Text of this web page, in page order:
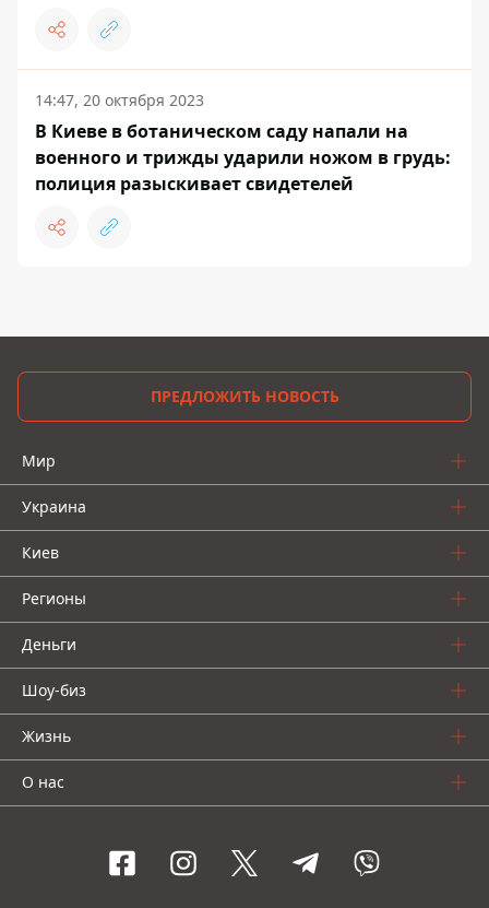
14:47, 20 октября 2023
В Киеве в ботаническом саду напали на
военного и трижды ударили ножом в грудь:
полиция разыскивает свидетелей
ПРЕДЛОЖИТЬ НОВОСТЬ
Мир
Украина
Киев
Регионы
Деньги
Шоу-биз
Жизнь
О нас